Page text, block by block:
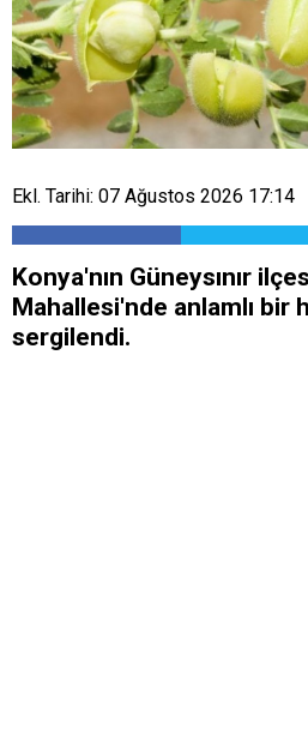
Ekl. Tarihi: 07 Ağustos 2026 17:14
Konya'nın Güneysınır
Mahallesi'nde anlamlı bir
sergilendi.